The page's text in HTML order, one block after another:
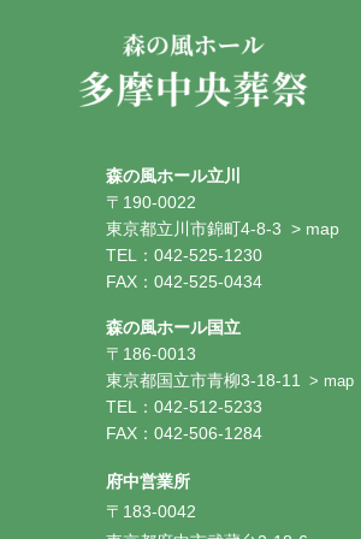
森の風ホール立川
〒190-0022
東京都立川市錦町4-8-3 > map
TEL：042-525-1230
FAX：042-525-0434
森の風ホール国立
〒186-0013
東京都国立市青柳3-18-11
> map
TEL：042-512-5233
FAX：042-506-1284
府中営業所
〒183-0042